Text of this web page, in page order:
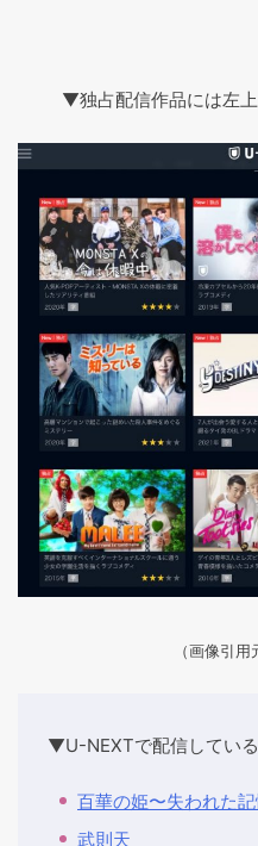
▼独占配信作品には左
（画像引
▼U-NEXTで配信してい
百華の姫〜失われた
武則天